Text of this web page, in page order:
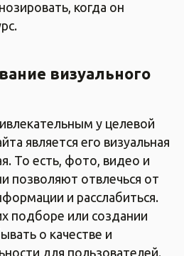
когда он
визуального
у целевой
является его визуальная
То есть, фото, видео и
позволяют отвлечься от
и расслабиться.
подборе или создании
о качестве и
для пользователей.